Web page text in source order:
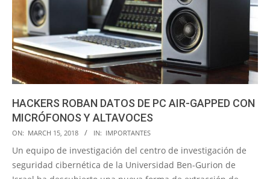
HACKERS ROBAN DATOS DE PC AIR-GAPPED CON
MICRÓFONOS Y ALTAVOCES
2018-
03-
ON: MARCH 15, 2018 IN: IMPORTANTES
Un equipo de investigación del centro de investigación de
seguridad cibernética de la Universidad Ben-Gurion de